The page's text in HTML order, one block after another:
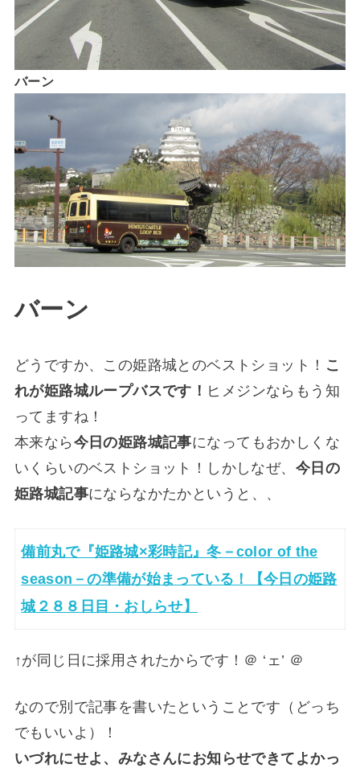
バーン
バーン
どうですか、この姫路城とのベストショット！ こ
れが姫路城ループバスです！ ヒメジンならもう知
ってますね！
本来なら 今日の姫路城記事になってもおかしくな
いくらいのベストショット！しかしなぜ、 今日の
姫路城記事にならなかたかというと、、
備前丸で『姫路城×彩時記』冬－color of the
season－の準備が始まっている！【今日の姫路
城２８８日目・おしらせ】
↑が同じ日に採用されたからです！＠ ‘ェ’ ＠
なので別で記事を書いたということです（どっち
でもいいよ）！
いづれにせよ、みなさんにお知らせできてよかっ